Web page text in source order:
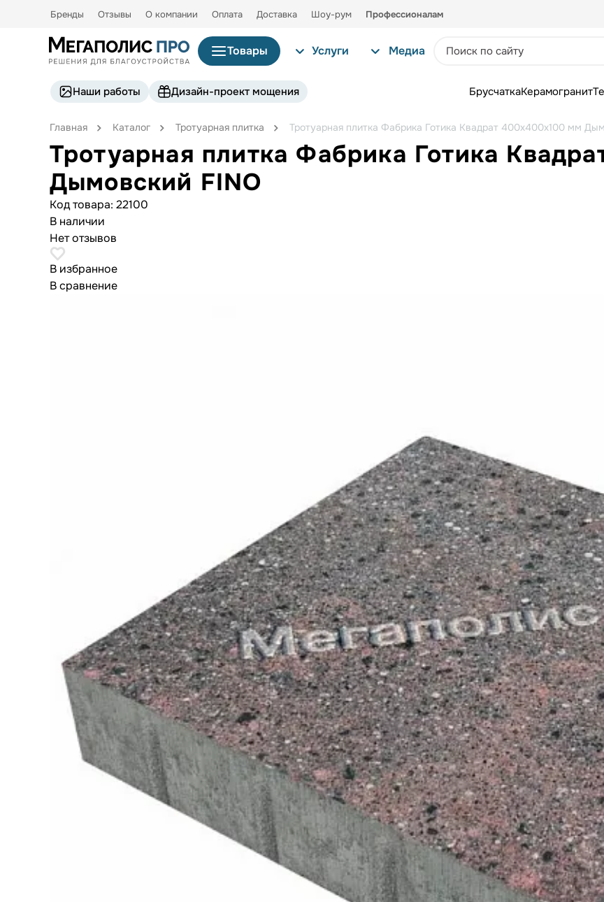
Бренды Отзывы О компании Оплата Доставка Шоу-рум Профессионалам
Товары Услуги Медиа
Наши работы Дизайн-проект мощения БрусчаткаКерамогранит
Главная Каталог Тротуарная плитка Тротуарная плитка Фабрика Готика Квадрат 400х400х100 мм
Тротуарная плитка Фабрика Готика
Дымовский FINO
Код товара: 22100
В наличии
Нет отзывов
В избранное
В сравнение